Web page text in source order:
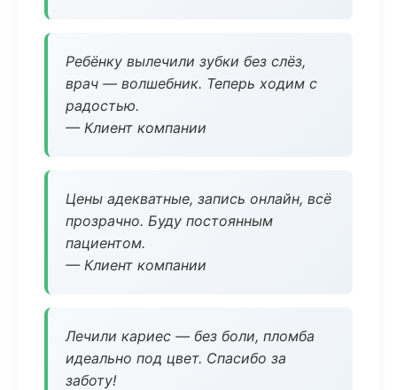
Ребёнку вылечили зубки без слёз,
врач — волшебник. Теперь ходим с
радостью.
— Клиент компании
Цены адекватные, запись онлайн, всё
прозрачно. Буду постоянным
пациентом.
— Клиент компании
Лечили кариес — без боли, пломба
идеально под цвет. Спасибо за
заботу!